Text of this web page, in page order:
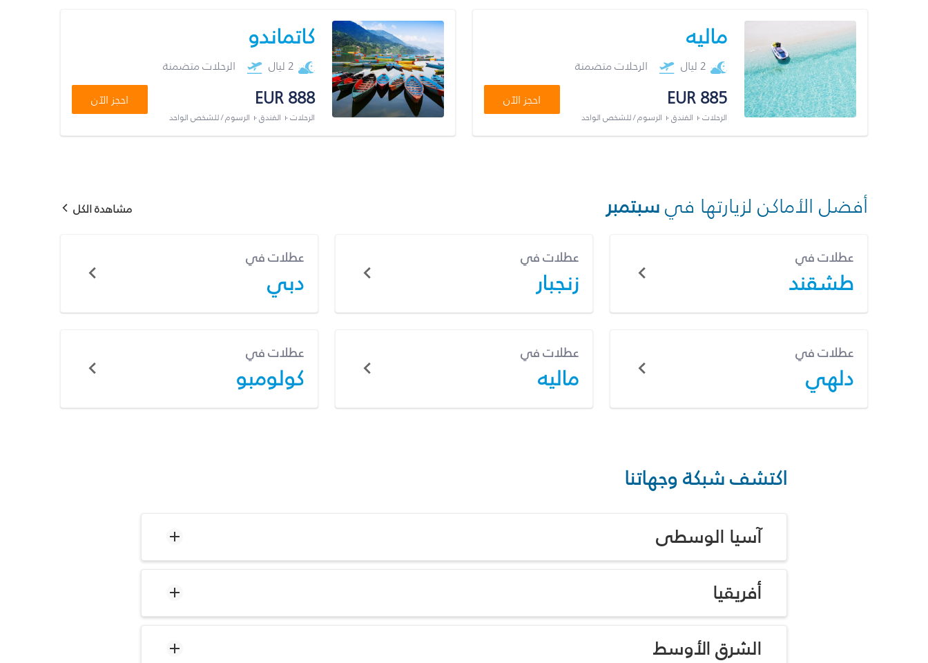
ماليه
2 ليال الرحلات متضمنة
EUR 885
الرحلات + الفندق + الرسوم / للشخص الواحد
احجز الآن
كاتماندو
2 ليال الرحلات متضمنة
EUR 888
الرحلات + الفندق + الرسوم / للشخص الواحد
احجز الآن
أفضل الأماكن لزيارتها فيسبتمبر مشاهدة الكل
عطلات في
طشقند
عطلات في
زنجبار
عطلات في
دبي
عطلات في
دلهي
عطلات في
ماليه
عطلات في
كولومبو
اكتشف شبكة وجهاتنا
آسيا الوسطى
أفريقيا
الشرق الأوسط